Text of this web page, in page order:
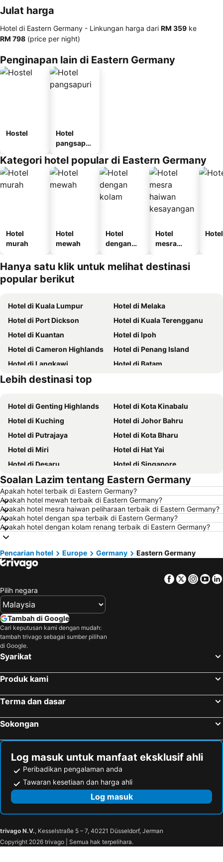
Julat harga
Hotel di Eastern Germany - Linkungan harga dari ‎RM 359 ke
‎RM 798 (price per night)
Penginapan lain di Eastern Germany
Hostel
Hotel
pangsapur
Kategori hotel popular di Eastern Germany
Hotel
murah
Hotel
mewah
Hotel
dengan
Hotel
mesra
kesayanga
n
Hanya satu klik untuk melihat destinasi
popular berikut
Hotel di Kuala Lumpur
Hotel di Melaka
Hotel di Port Dickson
Hotel di Kuala Terengganu
Hotel di Kuantan
Hotel di Ipoh
Hotel di Cameron Highlands
Hotel di Penang Island
Hotel di Langkawi
Hotel di Batam
Hotel di Terengganu
Lebih destinasi top
Hotel di Genting Highlands
Hotel di Kota Kinabalu
Hotel di Kuching
Hotel di Johor Bahru
Hotel di Putrajaya
Hotel di Kota Bharu
Hotel di Miri
Hotel di Hat Yai
Hotel di Desaru
Hotel di Singapore
Hotel di Alor Setar
Hotel di Shah Alam
Hotel di Taiping
Hotel di Batu Ferringhi
Hotel di Georgetown
Hotel di Bintulu
Hotel di Brinchang
Hotel di Bangi
Hotel di Sungai Petani
Hotel di Perlis
Hotel di Kelantan
Hotel di Selangor
Hotel di Pulau Perhentian
Hotel di Malaysia
Hotel di Phu Quoc
Hotel di Negeri Sembilan
Hotel di Al Madinah Region
Hotel di Southern Region
Soalan Lazim tentang Eastern Germany
Apakah hotel terbaik di Eastern Germany?
Apakah hotel mewah terbaik di Eastern Germany?
Apakah hotel mesra haiwan peliharaan terbaik di Eastern Germany?
Apakah hotel dengan spa terbaik di Eastern Germany?
Apakah hotel dengan kolam renang terbaik di Eastern Germany?
Pencarian hotel Europe Germany Eastern Germany
Facebook
Twitter
Pilih negara
Tambah di Google
Cari keputusan kami dengan mudah:
tambah trivago sebagai sumber pilihan
di Google.
Syarikat
Produk kami
Terma dan dasar
Sokongan
Log masuk untuk manfaat eksklusif ahli
Peribadikan pengalaman anda
Tawaran kesetiaan dan harga ahli
Log masuk
trivago N.V., Kesselstraße 5 – 7, 40221 Düsseldorf, Jerman
Copyright 2026 trivago | Semua hak terpelihara.